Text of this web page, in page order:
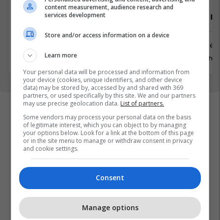
Sales Development and Marketing
Manager
Prishtinë
29 Gusht 2026
Property
Prishtinë
29 Gusht
content measurement, audience research and
services development
Store and/or access information on a device
Learn more
Your personal data will be processed and information from
your device (cookies, unique identifiers, and other device
data) may be stored by, accessed by and shared with 369
partners, or used specifically by this site. We and our partners
may use precise geolocation data. List of partners.
Some vendors may process your personal data on the basis
of legitimate interest, which you can object to by managing
your options below. Look for a link at the bottom of this page
or in the site menu to manage or withdraw consent in privacy
and cookie settings.
Consent
Manage options